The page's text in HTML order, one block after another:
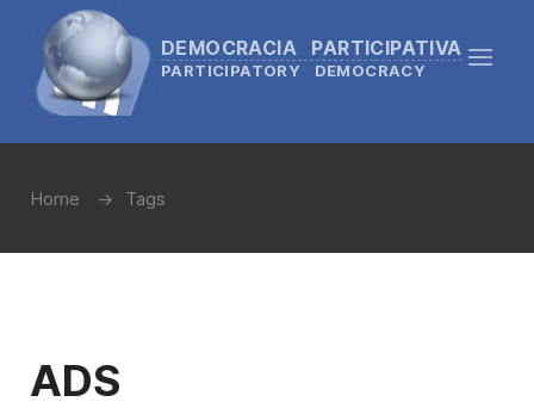
DEMOCRACIA PARTICIPATIVA
PARTICIPATORY DEMOCRACY
Home Tags
ADS